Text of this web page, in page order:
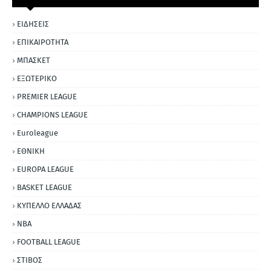
ΕΙΔΗΣΕΙΣ
ΕΠΙΚΑΙΡΟΤΗΤΑ
ΜΠΑΣΚΕΤ
ΕΞΩΤΕΡΙΚΟ
PREMIER LEAGUE
CHAMPIONS LEAGUE
Euroleague
ΕΘΝΙΚΗ
EUROPA LEAGUE
BASKET LEAGUE
ΚΥΠΕΛΛΟ ΕΛΛΑΔΑΣ
NBA
FOOTBALL LEAGUE
ΣΤΙΒΟΣ